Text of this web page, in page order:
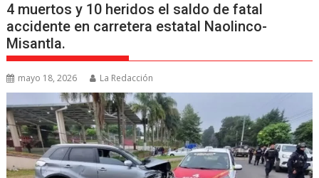
4 muertos y 10 heridos el saldo de fatal
accidente en carretera estatal Naolinco-
Misantla.
mayo 18, 2026 La Redacción